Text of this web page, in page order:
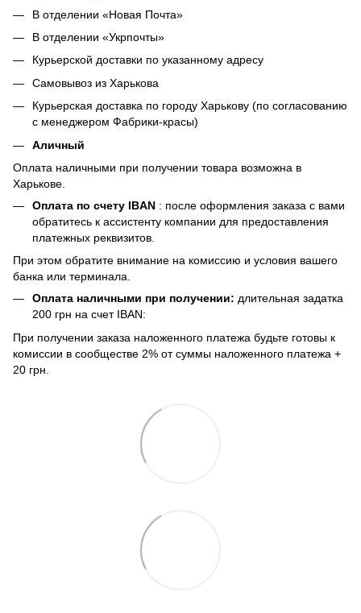
В отделении «Новая Почта»
В отделении «Укрпочты»
Курьерской доставки по указанному адресу
Самовывоз из Харькова
Курьерская доставка по городу Харькову (по согласованию
с менеджером Фабрики-красы)
Аличный
Оплата наличными при получении товара возможна в
Харькове.
Оплата по счету IBAN : после оформления заказа с вами
обратитесь к ассистенту компании для предоставления
платежных реквизитов.
При этом обратите внимание на комиссию и условия вашего
банка или терминала.
Оплата наличными при получении: длительная задатка
200 грн на счет IBAN:
При получении заказа наложенного платежа будьте готовы к
комиссии в сообществе 2% от суммы наложенного платежа +
20 грн.